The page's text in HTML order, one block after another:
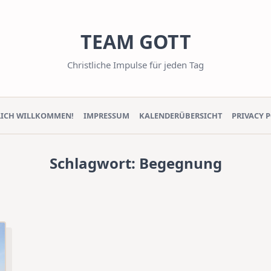
TEAM GOTT
Christliche Impulse für jeden Tag
WILLKOMMEN! IMPRESSUM KALENDERÜBERSICHT PRIVACY
Schlagwort: Begegnung